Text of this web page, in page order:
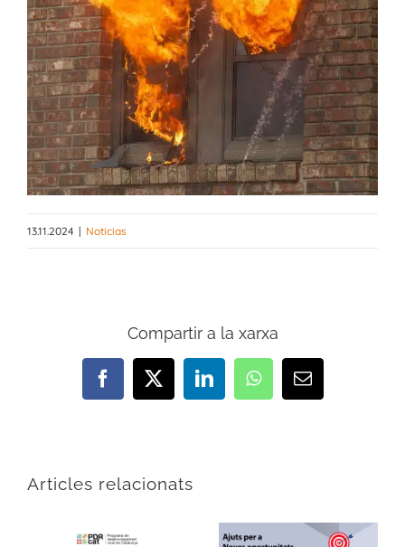
13.11.2024 | Noticias
Compartir a la xarxa
Facebook
X LinkedInWhatsAppEmail
Articles relacionats